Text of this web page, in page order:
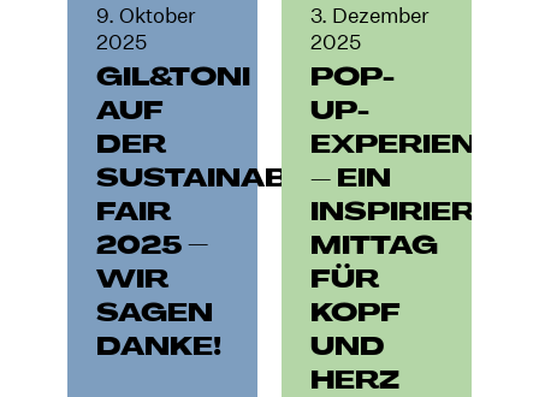
9. Oktober
2025
GIL&TONI
AUF
DER
SUSTAINABILITY
FAIR
2025 –
WIR
SAGEN
DANKE!
3. Dezember
2025
POP-
UP-
EXPERIENCE
– EIN
MITTAG
FÜR
KOPF
UND
HERZ